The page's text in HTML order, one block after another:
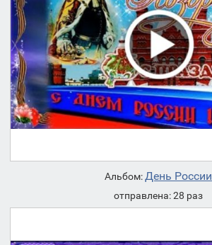
Альбом:День России
отправлена: 28 раз